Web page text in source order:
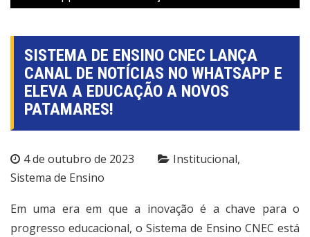
SISTEMA DE ENSINO CNEC LANÇA
CANAL DE NOTÍCIAS NO WHATSAPP E
ELEVA A EDUCAÇÃO A NOVOS
PATAMARES!
4 de outubro de 2023
Institucional
Sistema de Ensino
Em uma era em que a inovação é a chave para o
progresso educacional, o Sistema de Ensino CNEC está